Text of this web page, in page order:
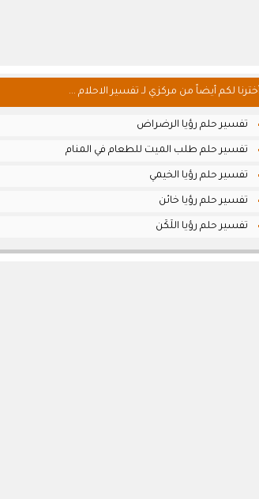
أخترنا لكم أيضاً من مركزي لـ تفسير الاحلام ...
تفسير حلم رؤيا الرضراض
تفسير حلم طلب الميت للطعام في المنام
تفسير حلم رؤيا الخيمي
تفسير حلم رؤيا خائن
تفسير حلم رؤيا اللَكَن